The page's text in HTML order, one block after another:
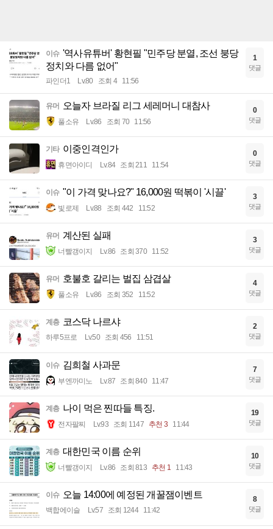
이슈 '역사유튜버' 황현필 "민주당 분열, 조선 붕당
정치와 다름 없어"
파인더1 Lv.80 조회 4 11:56
1
댓글
유머 오늘자 브라질 리그 세레머니 대참사
풀소유 Lv.86 조회 70 11:56
0
댓글
기타 이중인격인가
휴면아이디 Lv.84 조회 211 11:54
0
댓글
이슈 "이 가격 맞나요?" 16,000원 떡볶이 '시끌'
빛로제 Lv.88 조회 442 11:52
3
댓글
유머 계산된 실패
너빨갱이지 Lv.86 조회 370 11:52
3
댓글
유머 호불호 갈리는 벌집 삼겹살
풀소유 Lv.86 조회 352 11:52
4
댓글
계층 코스닥 나르샤
하루5프로 Lv.50 조회 456 11:51
2
댓글
이슈 김희철 사과문
부엔까미노 Lv.87 조회 840 11:47
7
댓글
계층 나이 먹은 찐따들 특징.
전자팔찌 Lv.93 조회 1147 추천 3 11:44
19
댓글
계층 대한민국 이름 순위
너빨갱이지 Lv.86 조회 813 추천 1 11:43
10
댓글
이슈 오늘 14:00에 예정된 개꿀잼이벤트
백합에이슬 Lv.57 조회 1244 11:42
8
댓글